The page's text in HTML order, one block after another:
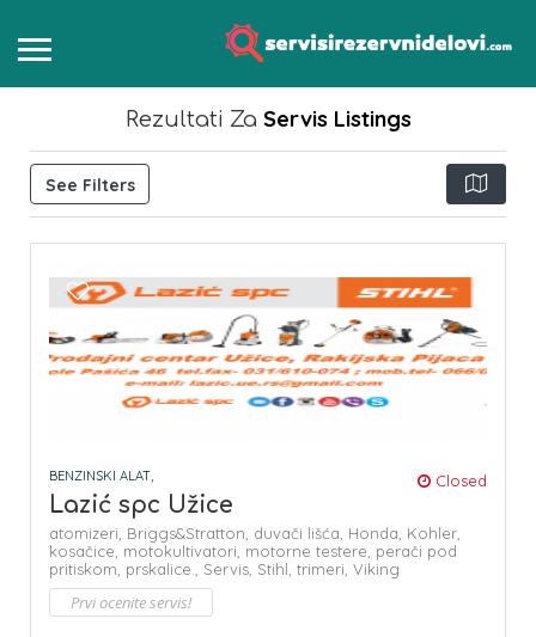
Rezultati Za ServisListings
See Filters
BENZINSKI ALAT, Closed
Lazić spc Užice
atomizeri, Briggs&Stratton, duvači lišća, Honda, Kohler,
kosačice, motokultivatori, motorne testere, perači pod
pritiskom, prskalice., Servis, Stihl, trimeri, Viking
Prvi ocenite servis!